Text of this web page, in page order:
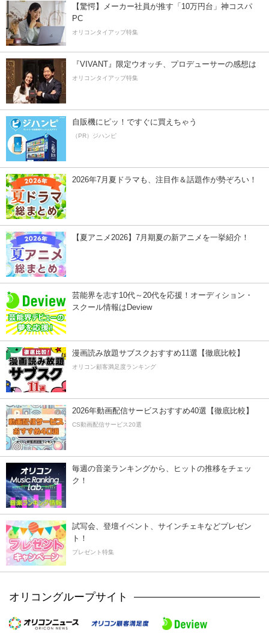
【驚愕】メーカー社員が推す「10万円台」神コスパ
PC
オリコンタイアップ特集
『VIVANT』限定ウオッチ、プロデューサーの感想は
オリコンタイアップ特集
自販機にピッ！ですぐに買えちゃう
（PR）ジハンピ
2026年7月夏ドラマも、注目作＆話題作が勢ぞろい！
【夏アニメ2026】7月期夏の新アニメを一挙紹介！
芸能界を志す10代～20代を応援！オーディション・
スクール情報はDeview
漫画読み放題サブスクおすすめ11選【徹底比較】
オリコン顧客満足度ランキング
2026年動画配信サービスおすすめ40選【徹底比較】
CS動画配信サービス20選
毎週の音楽ランキングから、ヒットの推移をチェッ
ク！
試写会、登壇イベント、サインチェキなどプレゼン
ト！
プレゼント特集
オリコングループサイト